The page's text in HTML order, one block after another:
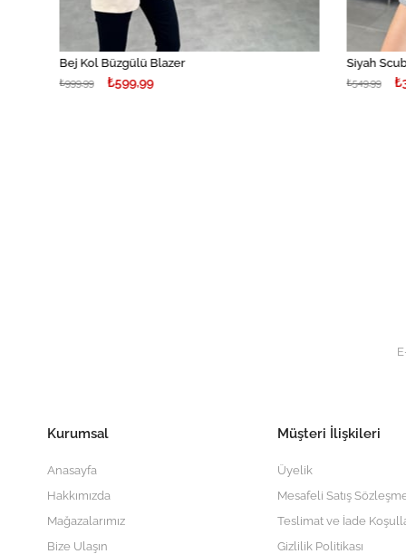
Bej Kol Büzgülü Blazer
₺599,99
₺999,99
Siyah
₺549,99
Kurumsal
Anasayfa
Hakkımızda
Mağazalarımız
Bize Ulaşın
Müşteri İlişkileri
Üyelik
Mesafeli Satış
Teslimat ve İade
Gizlilik Politikası